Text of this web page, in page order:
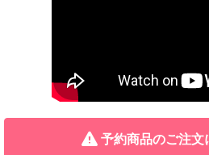
予約商品のご注文